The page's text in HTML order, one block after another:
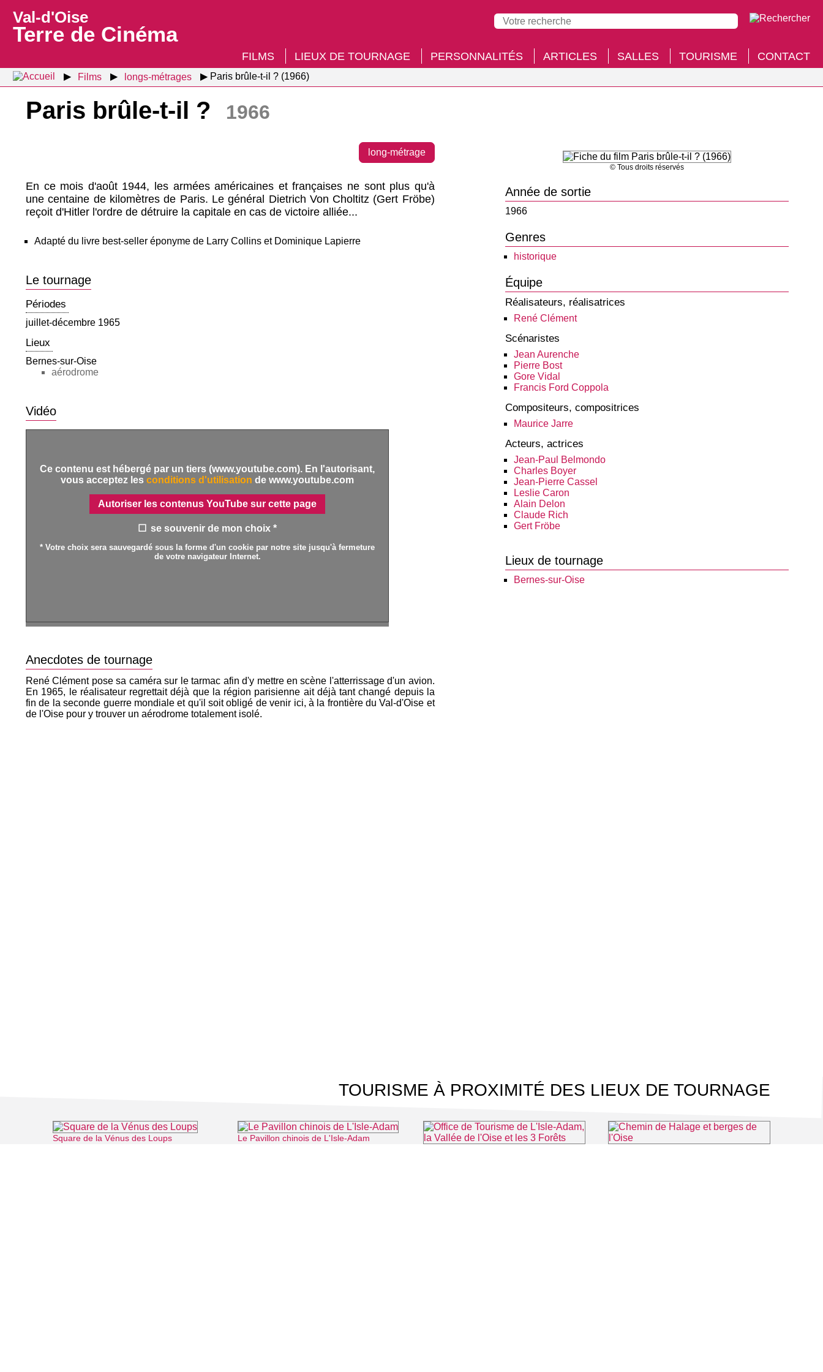
Val-d'Oise
Terre de Cinéma
FILMS LIEUX DE TOURNAGE PERSONNALITÉS ARTICLES SALLES TOURISME CONTACT
Films longs-métrages Paris brûle-t-il ? (1966)
Paris brûle-t-il ? 1966
long-métrage
En ce mois d'août 1944, les armées américaines et françaises ne sont plus qu'à
une centaine de kilomètres de Paris. Le général Dietrich Von Choltitz (Gert Fröbe)
reçoit d'Hitler l'ordre de détruire la capitale en cas de victoire alliée...
Adapté du livre best-seller éponyme de Larry Collins et Dominique Lapierre
Le tournage
Périodes
juillet-décembre 1965
Lieux
Bernes-sur-Oise
aérodrome
Vidéo
Ce contenu est hébergé par un tiers (www.youtube.com). En l'autorisant,
vous acceptez les conditions d'utilisation de www.youtube.com
Autoriser les contenus YouTube sur cette page
se souvenir de mon choix *
* Votre choix sera sauvegardé sous la forme d'un cookie par notre site jusqu'à fermeture
de votre navigateur Internet.
Anecdotes de tournage
René Clément pose sa caméra sur le tarmac afin d'y mettre en scène l'atterrissage d'un avion.
En 1965, le réalisateur regrettait déjà que la région parisienne ait déjà tant changé depuis la
fin de la seconde guerre mondiale et qu'il soit obligé de venir ici, à la frontière du Val-d'Oise et
de l'Oise pour y trouver un aérodrome totalement isolé.
© Tous droits réservés
Année de sortie
1966
Genres
historique
Équipe
Réalisateurs, réalisatrices
René Clément
Scénaristes
Jean Aurenche
Pierre Bost
Gore Vidal
Francis Ford Coppola
Compositeurs, compositrices
Maurice Jarre
Acteurs, actrices
Jean-Paul Belmondo
Charles Boyer
Jean-Pierre Cassel
Leslie Caron
Alain Delon
Claude Rich
Gert Fröbe
Lieux de tournage
Bernes-sur-Oise
TOURISME À PROXIMITÉ DES LIEUX DE TOURNAGE
Square de la Vénus des Loups
Le Pavillon chinois de L'Isle-Adam